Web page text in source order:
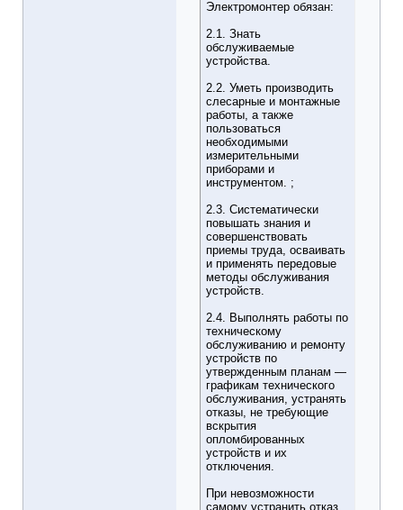
Электромонтер обязан:
2.1. Знать
обслуживаемые
устройства.
2.2. Уметь производить
слесарные и монтажные
работы, а также
пользоваться
необходимыми
измерительными
приборами и
инструментом. ;
2.3. Систематически
повышать знания и
совершенствовать
приемы труда, осваивать
и применять передовые
методы обслуживания
устройств.
2.4. Выполнять работы по
техническому
обслуживанию и ремонту
устройств по
утвержденным планам —
графикам технического
обслуживания, устранять
отказы, не требующие
вскрытия
опломбированных
устройств и их
отключения.
При невозможности
самому устранить отказ